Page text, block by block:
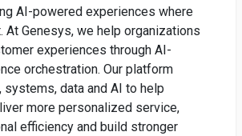
AI-powered experiences where
At Genesys, we help organizations
experiences through AI-
orchestration. Our platform
data and AI to help
more personalized service,
efficiency and build stronger